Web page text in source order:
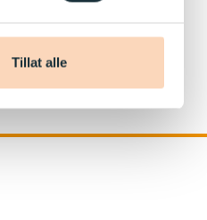
Tillat alle